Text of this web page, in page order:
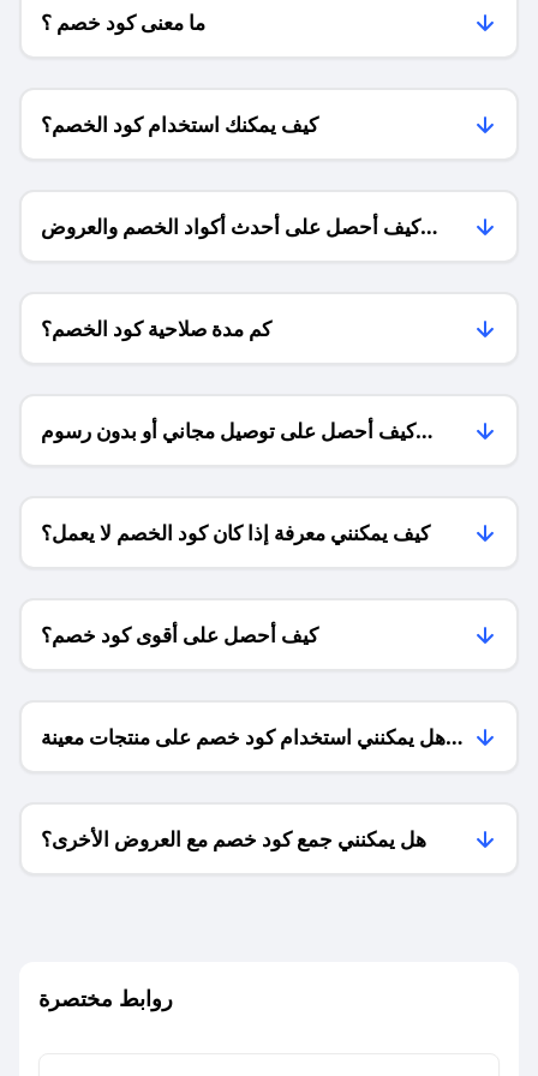
ما معنى كود خصم ؟
كيف يمكنك استخدام كود الخصم؟
كيف أحصل على أحدث أكواد الخصم والعروض
للمتاجر؟
كم مدة صلاحية كود الخصم؟
كيف أحصل على توصيل مجاني أو بدون رسوم
الشحن ؟
كيف يمكنني معرفة إذا كان كود الخصم لا يعمل؟
كيف أحصل على أقوى كود خصم؟
هل يمكنني استخدام كود خصم على منتجات معينة
فقط؟
هل يمكنني جمع كود خصم مع العروض الأخرى؟
روابط مختصرة